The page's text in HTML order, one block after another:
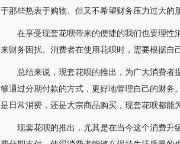
于那些热衷于购物、但又不希望财务压力过大的
在享受现套花呗带来的便捷的我们也要理性
来财务困扰。消费者在使用花呗时，需要根据自
总结来说，现套花呗的推出，为广大消费者
够通过分期付款的方式，更好地管理自己的财
是日常消费，还是大宗商品购买，现套花呗都能
现套花呗的推出，尤其是在当今这个消费升